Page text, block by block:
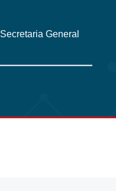
Secretaria General